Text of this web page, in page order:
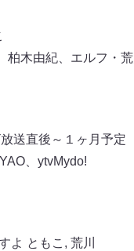
木由紀、エルフ・
送直後～１ヶ月予定
、ytvMydo!
よ ともこ , 荒川